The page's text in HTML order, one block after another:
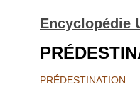
Encyclopédie
PRÉDESTINATION